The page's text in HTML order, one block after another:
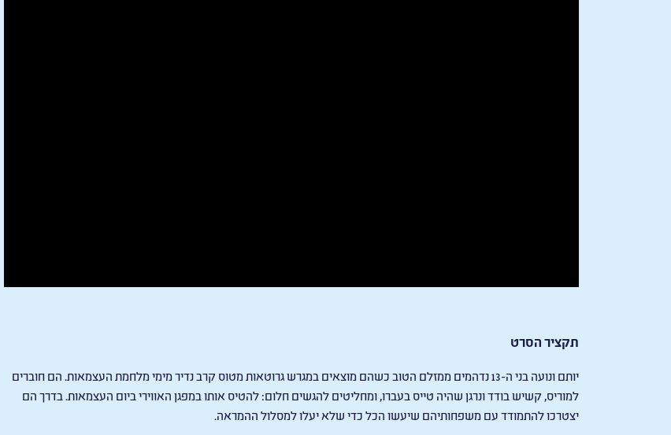
תקציר הסרט
יותם ונועה בני ה-13 נדהמים ממזלם הטוב כשהם מוצאים במגרש גרוטאות מטוס קרב נדיר מימי מלחמת העצמאות. הם חוברים
למוריס, קשיש בודד ונרגן שהיה טייס בעברו, ומחליטים להגשים חלום: להטיס אותו במפגן האווירי ביום העצמאות. בדרך הם
יצטרכו להתמודד עם משפחותיהם שיעשו הכל כדי שלא יעלו למסלול ההמראה.